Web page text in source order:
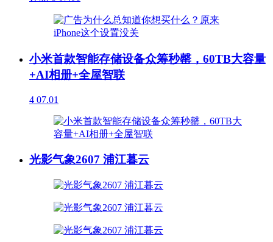
小米首款智能存储设备众筹秒罄，60TB大容量
+AI相册+全屋智联
4 07.01
光影气象2607 浦江暮云